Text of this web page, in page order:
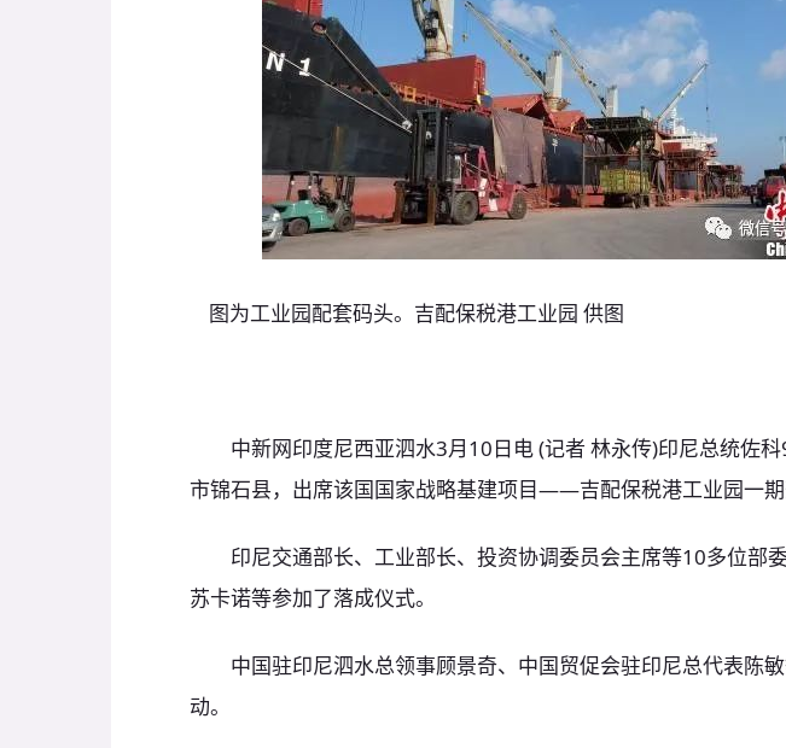
图为工业园配套码头。吉配保税港工业园 供图
中新网印度尼西亚泗水3月10日电 (记者 林永传)印尼总统佐科
市锦石县，出席该国国家战略基建项目——吉配保税港工业园一期
印尼交通部长、工业部长、投资协调委员会主席等10多位部
苏卡诺等参加了落成仪式。
中国驻印尼泗水总领事顾景奇、中国贸促会驻印尼总代表陈
动。